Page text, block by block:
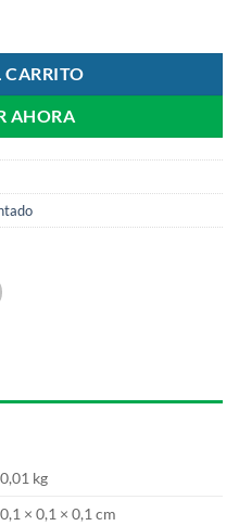
CARRITO
AHORA
0,01 kg
0,1 × 0,1 × 0,1 cm